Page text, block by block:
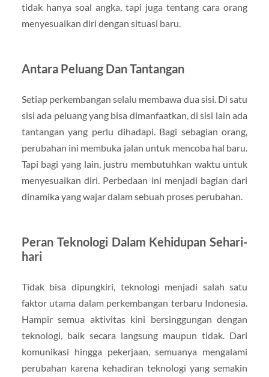
tidak hanya soal angka, tapi juga tentang cara orang
menyesuaikan diri dengan situasi baru.
Antara Peluang Dan Tantangan
Setiap perkembangan selalu membawa dua sisi. Di satu
sisi ada peluang yang bisa dimanfaatkan, di sisi lain ada
tantangan yang perlu dihadapi. Bagi sebagian orang,
perubahan ini membuka jalan untuk mencoba hal baru.
Tapi bagi yang lain, justru membutuhkan waktu untuk
menyesuaikan diri. Perbedaan ini menjadi bagian dari
dinamika yang wajar dalam sebuah proses perubahan.
Peran Teknologi Dalam Kehidupan Sehari-
hari
Tidak bisa dipungkiri, teknologi menjadi salah satu
faktor utama dalam perkembangan terbaru Indonesia.
Hampir semua aktivitas kini bersinggungan dengan
teknologi, baik secara langsung maupun tidak. Dari
komunikasi hingga pekerjaan, semuanya mengalami
perubahan karena kehadiran teknologi yang semakin